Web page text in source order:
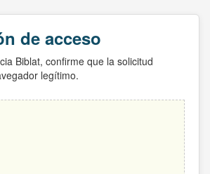
de acceso
Biblat, confirme que la solicitud
legítimo.